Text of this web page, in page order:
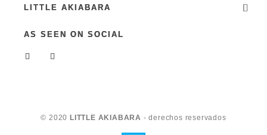
LITTLE AKIABARA
AS SEEN ON SOCIAL
© 2020 LITTLE AKIABARA - derechos reservados